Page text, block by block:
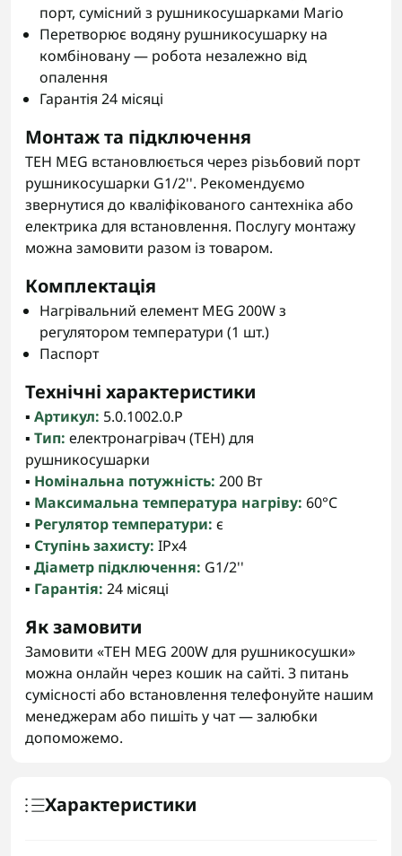
порт, сумісний з рушникосушарками Mario
Перетворює водяну рушникосушарку на
комбіновану — робота незалежно від
опалення
Гарантія 24 місяці
Монтаж та підключення
ТЕН MEG встановлюється через різьбовий порт
рушникосушарки G1/2''. Рекомендуємо
звернутися до кваліфікованого сантехніка або
електрика для встановлення. Послугу монтажу
можна замовити разом із товаром.
Комплектація
Нагрівальний елемент MEG 200W з
регулятором температури (1 шт.)
Паспорт
Технічні характеристики
▪️ Артикул: 5.0.1002.0.P
▪️ Тип: електронагрівач (ТЕН) для
рушникосушарки
▪️ Номінальна потужність: 200 Вт
▪️ Максимальна температура нагріву: 60°C
▪️ Регулятор температури: є
▪️ Ступінь захисту: IPx4
▪️ Діаметр підключення: G1/2''
▪️ Гарантія: 24 місяці
Як замовити
Замовити «ТЕН MEG 200W для рушникосушки»
можна онлайн через кошик на сайті. З питань
сумісності або встановлення телефонуйте нашим
менеджерам або пишіть у чат — залюбки
допоможемо.
Характеристики